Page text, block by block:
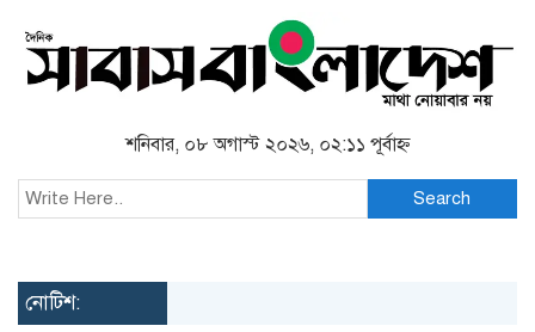
শনিবার, ০৮ অগাস্ট ২০২৬, ০২:১১ পূর্বাহ্ন
Search
নোটিশ: